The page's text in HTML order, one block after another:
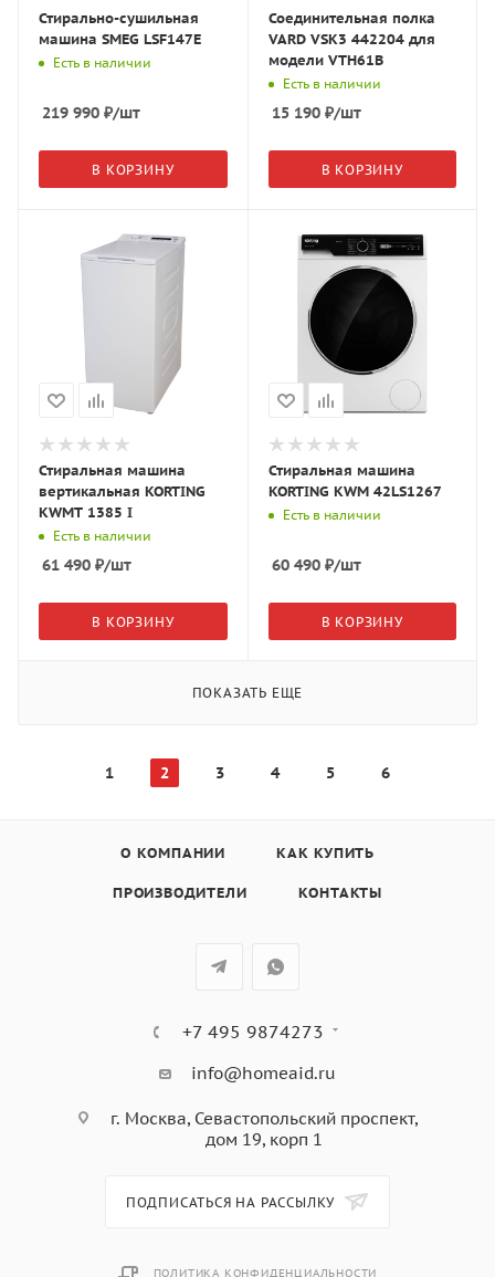
Стирально-сушильная
машина SMEG LSF147E
Есть в наличии
219 990 ₽/шт
В КОРЗИНУ
Соединительная полка
VARD VSK3 442204 для
модели VTH61B
Есть в наличии
15 190₽/шт
В КОРЗИНУ
Стиральная машина
вертикальная KORTING
KWMT 1385 I
Есть в наличии
61 490 ₽/шт
В КОРЗИНУ
Стиральная машина
KORTING KWM 42LS1267
Есть в наличии
60 490₽/шт
В КОРЗИНУ
ПОКАЗАТЬ ЕЩЕ
1 2 3 4 5 6
О КОМПАНИИ КАК КУПИТЬ
ПРОИЗВОДИТЕЛИ КОНТАКТЫ
+7 495 9874273
info@homeaid.ru
г. Москва, Севастопольский проспект,
дом 19, корп 1
ПОДПИСАТЬСЯ НА РАССЫЛКУ
ПОЛИТИКА КОНФИДЕНЦИАЛЬНОСТИ